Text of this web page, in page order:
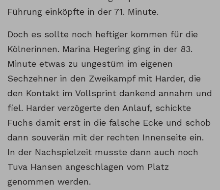
Führung einköpfte in der 71. Minute.
Doch es sollte noch heftiger kommen für die
Kölnerinnen. Marina Hegering ging in der 83.
Minute etwas zu ungestüm im eigenen
Sechzehner in den Zweikampf mit Harder, die
den Kontakt im Vollsprint dankend annahm und
fiel. Harder verzögerte den Anlauf, schickte
Fuchs damit erst in die falsche Ecke und schob
dann souverän mit der rechten Innenseite ein.
In der Nachspielzeit musste dann auch noch
Tuva Hansen angeschlagen vom Platz
genommen werden.